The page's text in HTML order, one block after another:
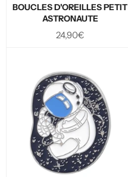
BOUCLES D'OREILLES PETIT
ASTRONAUTE
Prix
24,90€